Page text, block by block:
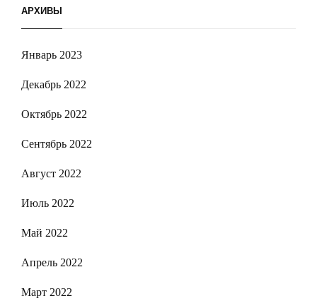
АРХИВЫ
Январь 2023
Декабрь 2022
Октябрь 2022
Сентябрь 2022
Август 2022
Июль 2022
Май 2022
Апрель 2022
Март 2022